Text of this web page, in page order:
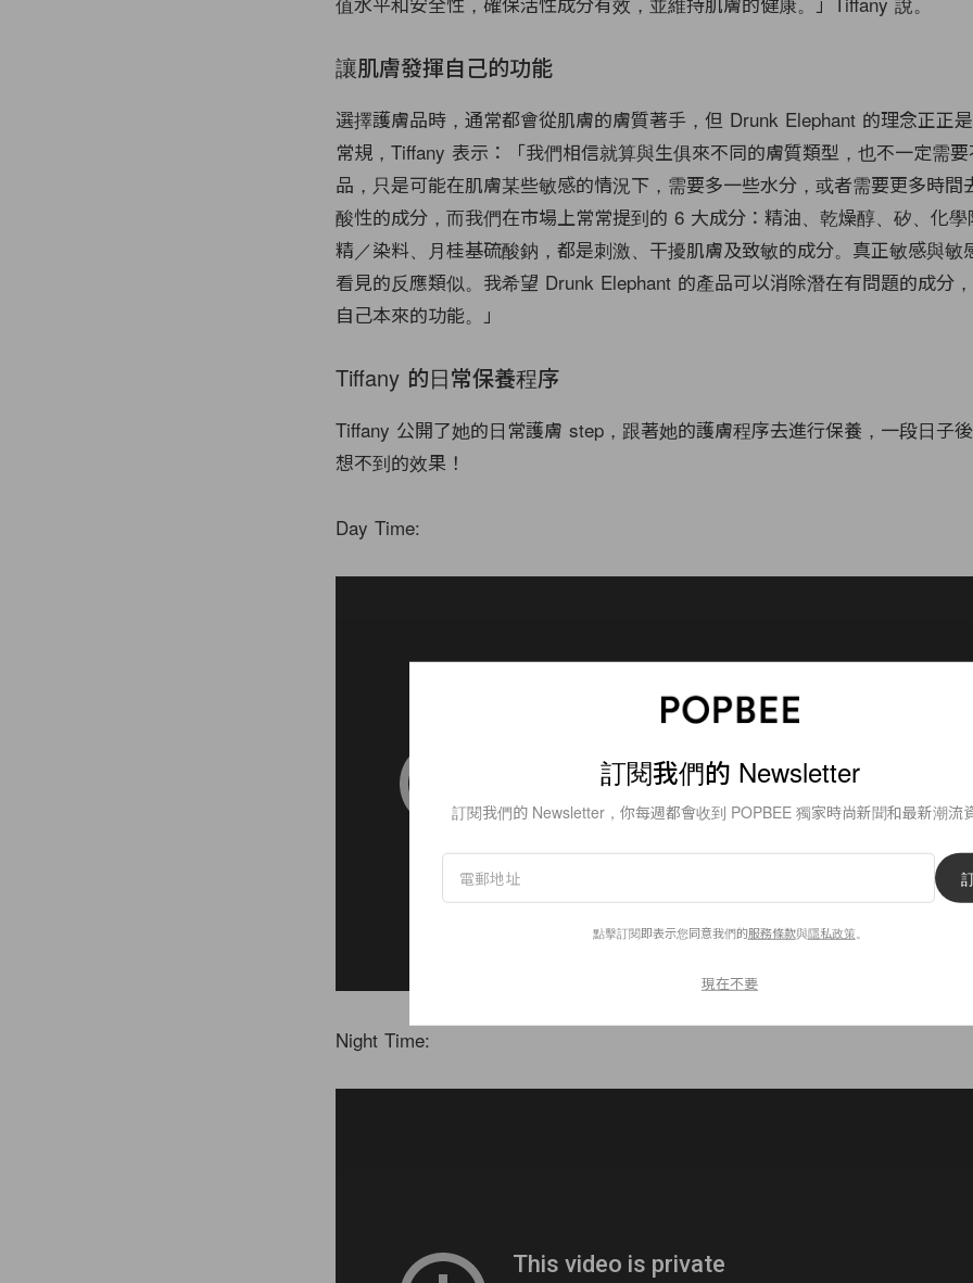
讓肌膚發揮自己的功能
選擇護膚品時，通常都會從肌膚的膚質著手，但 Drunk Elephant 的理念正正
常規，Tiffany 表示：「我們相信就算與生俱來不同的膚質類型，也不一定需
品，只是可能在肌膚某些敏感的情況下，需要多一些水分，或者需要更多時間
酸性的成分，而我們在市場上常常提到的 6 大成分：精油、乾燥醇、矽、化
精／染料、月桂基硫酸鈉，都是刺激、干擾肌膚及致敏的成分。真正敏感與敏
看見的反應類似。我希望 Drunk Elephant 的產品可以消除潛在有問題的成分
自己本來的功能。」
Tiffany 的日常保養程序
Tiffany 公開了她的日常護膚 step，跟著她的護膚程序去進行保養，一段日子
想不到的效果！
Day Time:
Night Time:
訂閱我們的 Newsletter
訂閱我們的 Newsletter，你每週都會收到 POPBEE 獨家時尚新聞和最新潮流
點擊訂閱即表示您同意我們的服務條款與隱私政策。
現在不要